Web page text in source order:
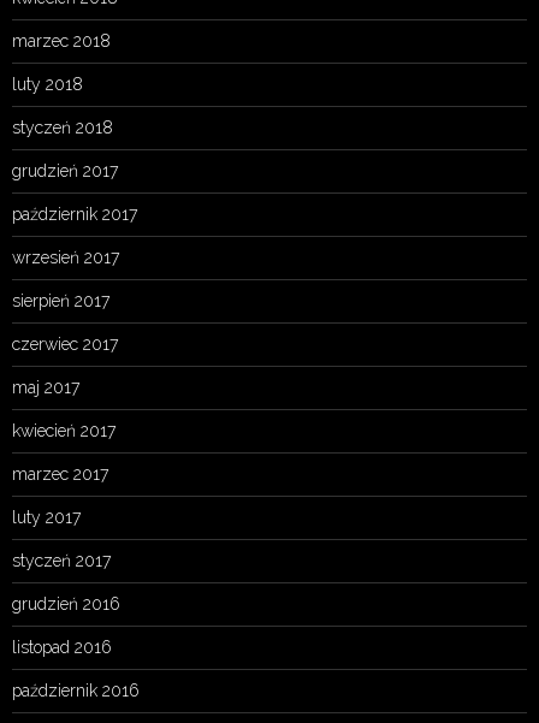
marzec 2018
luty 2018
styczeń 2018
grudzień 2017
październik 2017
wrzesień 2017
sierpień 2017
czerwiec 2017
maj 2017
kwiecień 2017
marzec 2017
luty 2017
styczeń 2017
grudzień 2016
listopad 2016
październik 2016